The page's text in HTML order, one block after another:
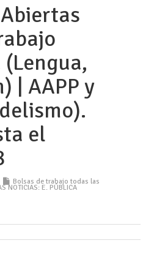
| AAPP y
el
Bolsas de trabajo todas las
NOTICIAS: E. PÚBLICA